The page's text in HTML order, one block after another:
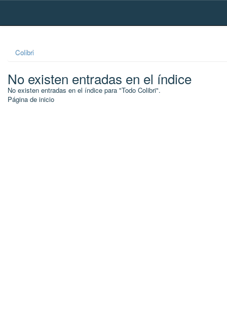
Skip
Colibri
No existen entradas en el índice
No existen entradas en el índice para "Todo Colibri".
Página de inicio